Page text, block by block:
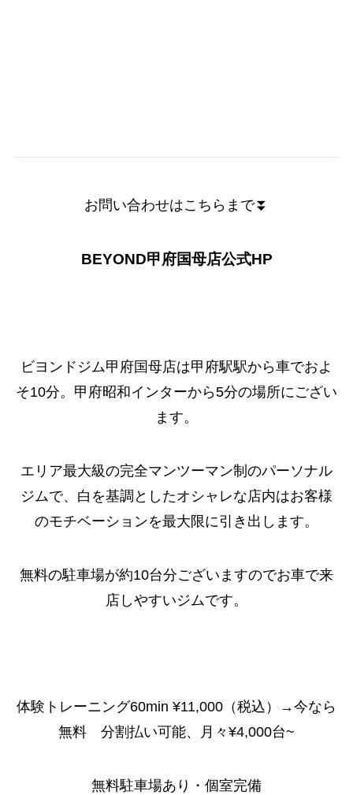
お問い合わせはこちらまで⏬
BEYOND甲府国母店公式HP
ビヨンドジム甲府国母店は甲府駅駅から車でおよ
そ10分。甲府昭和インターから5分の場所にござい
ます。
エリア最大級の完全マンツーマン制のパーソナル
ジムで、白を基調としたオシャレな店内はお客様
のモチベーションを最大限に引き出します。
無料の駐車場が約10台分ございますのでお車で来
店しやすいジムです。
体験トレーニング60min ¥11,000（税込）→今なら
無料 分割払い可能、月々¥4,000台~
無料駐車場あり・個室完備